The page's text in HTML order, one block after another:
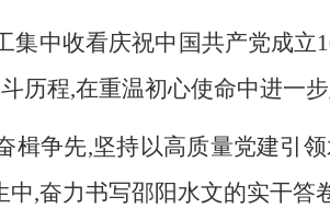
集中收看庆祝中国共产党成立
历程,在重温初心使命中进一
楫争先,坚持以高质量党建引
,奋力书写邵阳水文的实干答